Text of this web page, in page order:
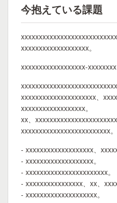
今抱えている課題
xxxxxxxxxxxxxxxxxxx。
xxxxxxxxxxxxxxxxxx-xxxxxxxx
xxxxxxxxxxxxxxxxxxxxx、
xxxxxxxxxxxxxxxxxx。
xx、
xxxxxxxxxxxxxxxxxxxxxxxxx。
- xxxxxxxxxxxxxxxxxxx、
- xxxxxxxxxxxxxxxxxxx。
- xxxxxxxxxxxxxxxxxxxxxxx。
- xxxxxxxxxxxxxxxx、xx、
- xxxxxxxxxxxxxxxxxxxx。